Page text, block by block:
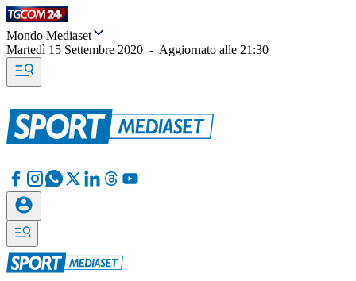
Mondo Mediaset
Martedì 15 Settembre 2020 - Aggiornato alle 21:30